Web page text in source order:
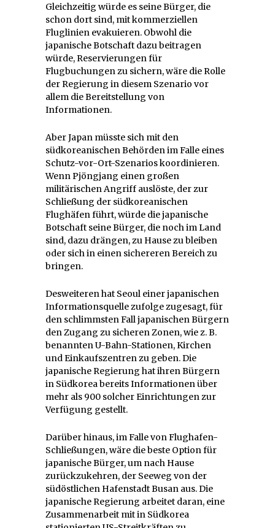
Gleichzeitig würde es seine Bürger, die
schon dort sind, mit kommerziellen
Fluglinien evakuieren. Obwohl die
japanische Botschaft dazu beitragen
würde, Reservierungen für
Flugbuchungen zu sichern, wäre die Rolle
der Regierung in diesem Szenario vor
allem die Bereitstellung von
Informationen.
Aber Japan müsste sich mit den
südkoreanischen Behörden im Falle eines
Schutz-vor-Ort-Szenarios koordinieren.
Wenn Pjöngjang einen großen
militärischen Angriff auslöste, der zur
Schließung der südkoreanischen
Flughäfen führt, würde die japanische
Botschaft seine Bürger, die noch im Land
sind, dazu drängen, zu Hause zu bleiben
oder sich in einen sichereren Bereich zu
bringen.
Desweiteren hat Seoul einer japanischen
Informationsquelle zufolge zugesagt, für
den schlimmsten Fall japanischen Bürgern
den Zugang zu sicheren Zonen, wie z. B.
benannten U-Bahn-Stationen, Kirchen
und Einkaufszentren zu geben. Die
japanische Regierung hat ihren Bürgern
in Südkorea bereits Informationen über
mehr als 900 solcher Einrichtungen zur
Verfügung gestellt.
Darüber hinaus, im Falle von Flughafen-
Schließungen, wäre die beste Option für
japanische Bürger, um nach Hause
zurückzukehren, der Seeweg von der
südöstlichen Hafenstadt Busan aus. Die
japanische Regierung arbeitet daran, eine
Zusammenarbeit mit in Südkorea